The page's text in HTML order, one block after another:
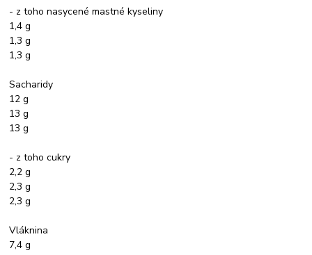
- z toho nasycené mastné kyseliny
1,4 g
1,3 g
1,3 g
Sacharidy
12 g
13 g
13 g
- z toho cukry
2,2 g
2,3 g
2,3 g
Vláknina
7,4 g